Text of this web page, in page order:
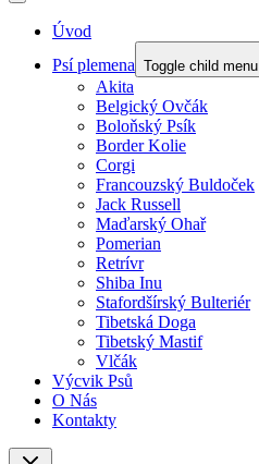
Úvod
Psí plemena Toggle child menu
Akita
Belgický Ovčák
Boloňský Psík
Border Kolie
Corgi
Francouzský Buldoček
Jack Russell
Maďarský Ohař
Pomerian
Retrívr
Shiba Inu
Stafordšírský Bulteriér
Tibetská Doga
Tibetský Mastif
Vlčák
Výcvik Psů
O Nás
Kontakty